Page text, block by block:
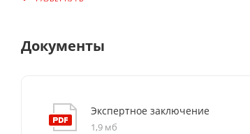
Документы
Экспертное заключение
1,9 мб